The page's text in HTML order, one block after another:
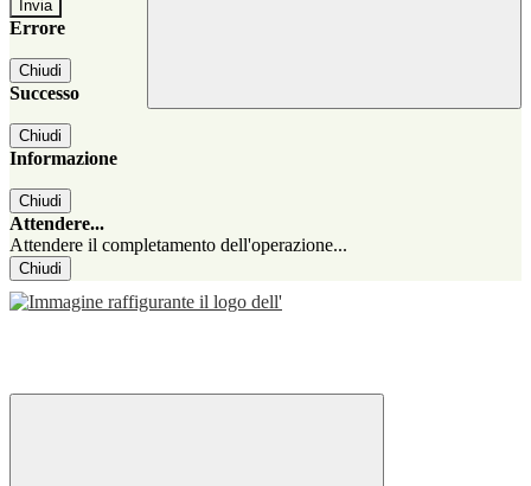
Errore
Chiudi
Successo
Chiudi
Informazione
Chiudi
Attendere...
Attendere il completamento dell'operazione...
Chiudi